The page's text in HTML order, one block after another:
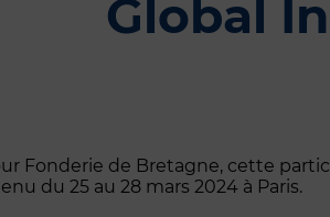
Global
Fonderie de Bretagne, cette
du 25 au 28 mars 2024 à Paris.